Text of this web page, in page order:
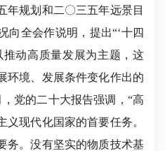
年规划和二〇三五年远景目
向全会作说明，提出“‘十四
推动高质量发展为主题，这
环境、发展条件变化作出的
党的二十大报告强调，“高
义现代化国家的首要任务。
务。没有坚实的物质技术基